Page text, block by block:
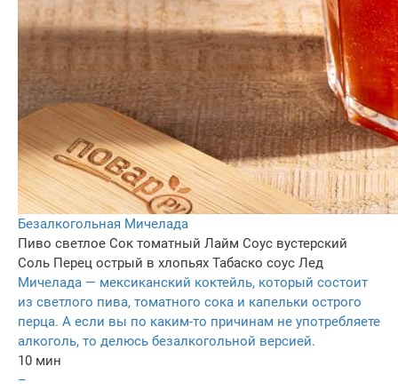
Безалкогольная Мичелада
Пиво светлое Сок томатный Лайм Соус вустерский
Соль Перец острый в хлопьях Табаско соус Лед
Мичелада — мексиканский коктейль, который состоит
из светлого пива, томатного сока и капельки острого
перца. А если вы по каким-то причинам не употребляете
алкоголь, то делюсь безалкогольной версией.
10 мин
–